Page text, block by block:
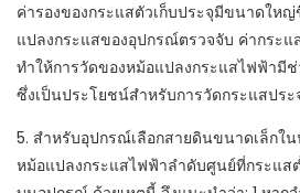
ค่ารองของกระแสตัวเก็บประจุมีขนาดให
แปลงกระแสของอุปกรณ์ตรวจจับ ค่ากระแ
ทำให้การวัดของหม้อแปลงกระแสไฟฟ้ามี
ซึ่งเป็นประโยชน์สำหรับการวัดกระแสปร
5. สำหรับอุปกรณ์เลือกสายดินขนาดเล็กใ
หม้อแปลงกระแสไฟฟ้าลำดับศูนย์ที่กระแส